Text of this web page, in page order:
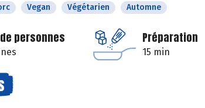
Vegan Végétarien Automne
personnes Préparation
15 min